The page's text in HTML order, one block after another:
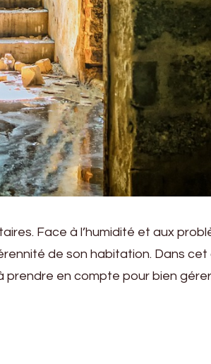
Face à l’humidité et aux
de son habitation. Dans cet
en compte pour bien